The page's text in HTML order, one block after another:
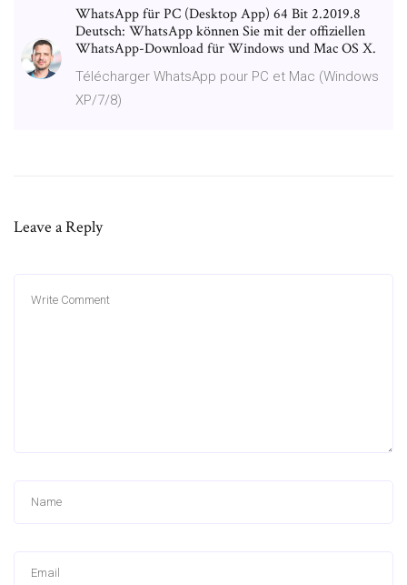
WhatsApp für PC (Desktop App) 64 Bit 2.2019.8
Deutsch: WhatsApp können Sie mit der offiziellen
WhatsApp-Download für Windows und Mac OS X.
Télécharger WhatsApp pour PC et Mac (Windows
XP/7/8)
Leave a Reply